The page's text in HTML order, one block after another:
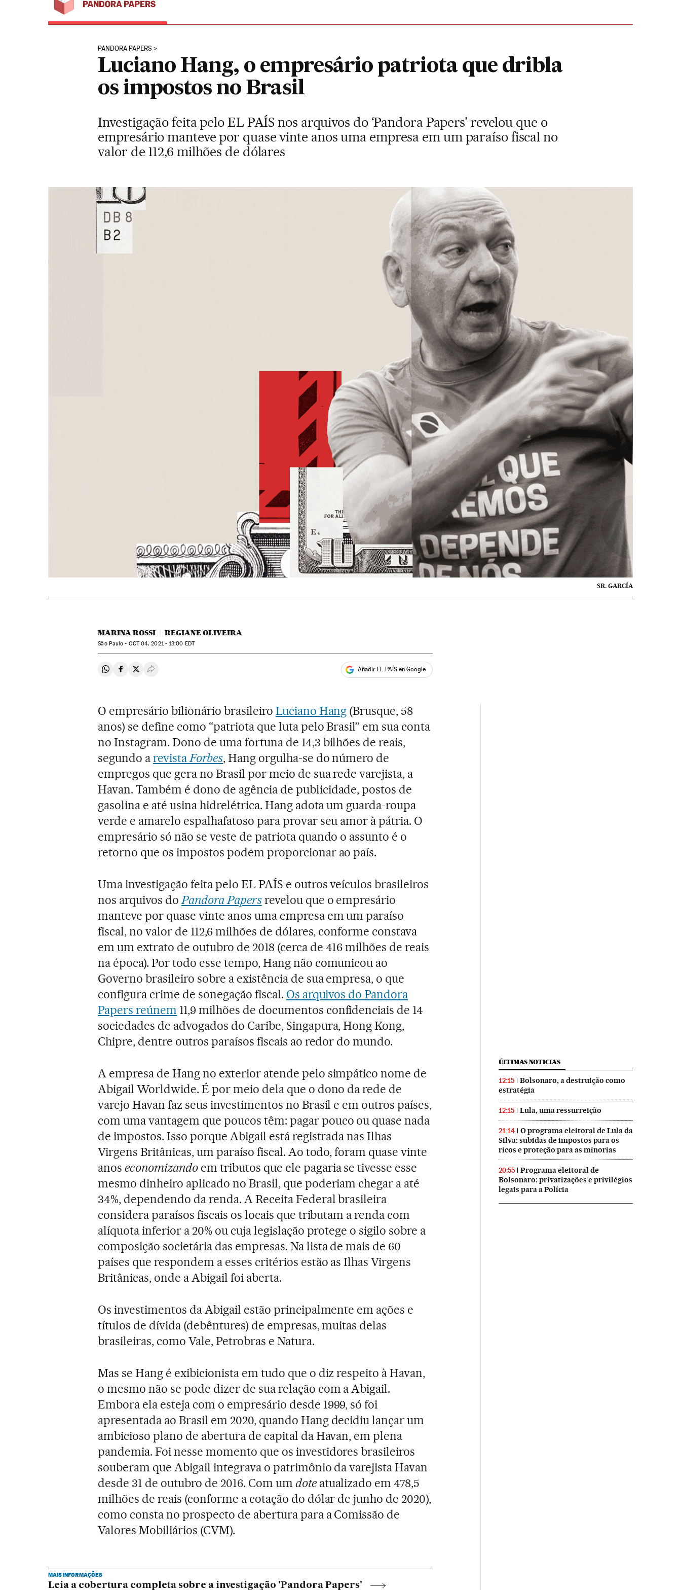
PANDORA PAPERS
Luciano Hang, o empresário patriota que dribla
os impostos no Brasil
Investigação feita pelo EL PAÍS nos arquivos do ‘Pandora Papers’ revelou que o
empresário manteve por quase vinte anos uma empresa em um paraíso fiscal no
valor de 112,6 milhões de dólares
SR. GARCÍA
MARINA ROSSI REGIANE OLIVEIRA
São Paulo - OCT04, 2021 - 13:00 EDT
Compartir en Whatsapp
Compartir en Facebook
Compartir en Twitter
Desplegar Redes Sociales Añadir EL PAÍS en Google
O empresário bilionário brasileiro Luciano Hang (Brusque, 58
anos) se define como “patriota que luta pelo Brasil” em sua conta
no Instagram. Dono de uma fortuna de 14,3 bilhões de reais,
segundo arevistaForbes, Hang orgulha-se do número de
empregos que gera no Brasil por meio de sua rede varejista, a
Havan. Também é dono de agência de publicidade, postos de
gasolina e até usina hidrelétrica. Hang adota um guarda-roupa
verde e amarelo espalhafatoso para provar seu amor à pátria. O
empresário só não se veste de patriota quando o assunto é o
retorno que os impostos podem proporcionar ao país.
Uma investigação feita pelo EL PAÍS e outros veículos brasileiros
nos arquivos doPandora Papersrevelou que o empresário
manteve por quase vinte anos uma empresa em um paraíso
fiscal, no valor de 112,6 milhões de dólares, conforme constava
em um extrato de outubro de 2018 (cerca de 416 milhões de reais
na época). Por todo esse tempo, Hang não comunicou ao
Governo brasileiro sobre a existência de sua empresa, o que
configura crime de sonegação fiscal. Os arquivos do Pandora
Papers reúnem 11,9 milhões de documentos confidenciais de 14
sociedades de advogados do Caribe, Singapura, Hong Kong,
Chipre, dentre outros paraísos fiscais ao redor do mundo.
A empresa de Hang no exterior atende pelo simpático nome de
Abigail Worldwide. É por meio dela que o dono da rede de
varejo Havan faz seus investimentos no Brasil e em outros países,
com uma vantagem que poucos têm: pagar pouco ou quase nada
de impostos. Isso porque Abigail está registrada nas Ilhas
Virgens Britânicas, um paraíso fiscal. Ao todo, foram quase vinte
anos economizando em tributos que ele pagaria se tivesse esse
mesmo dinheiro aplicado no Brasil, que poderiam chegar a até
34%, dependendo da renda. A Receita Federal brasileira
considera paraísos fiscais os locais que tributam a renda com
alíquota inferior a 20% ou cuja legislação protege o sigilo sobre a
composição societária das empresas. Na lista de mais de 60
países que respondem a esses critérios estão as Ilhas Virgens
Britânicas, onde a Abigail foi aberta.
Os investimentos da Abigail estão principalmente em ações e
títulos de dívida (debêntures) de empresas, muitas delas
brasileiras, como Vale, Petrobras e Natura.
Mas se Hang é exibicionista em tudo que o diz respeito à Havan,
o mesmo não se pode dizer de sua relação com a Abigail.
Embora ela esteja com o empresário desde 1999, só foi
apresentada ao Brasil em 2020, quando Hang decidiu lançar um
ambicioso plano de abertura de capital da Havan, em plena
pandemia. Foi nesse momento que os investidores brasileiros
souberam que Abigail integrava o patrimônio da varejista Havan
desde 31 de outubro de 2016. Com um doteatualizado em 478,5
milhões de reais (conforme a cotação do dólar de junho de 2020),
como consta no prospecto de abertura para a Comissão de
Valores Mobiliários (CVM).
MAIS INFORMAÇÕES
Leia a cobertura completa sobre a investigação 'Pandora Papers'
ÚLTIMAS NOTICIAS
12:15
Bolsonaro, a destruição como
estratégia
12:15 Lula, uma ressurreição
21:14
O programa eleitoral de Lula da
Silva: subidas de impostos para os
ricos e proteção para as minorias
20:55
Programa eleitoral de
Bolsonaro: privatizações e privilégios
legais para a Polícia